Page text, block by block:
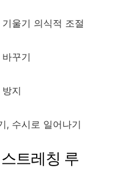
울기 의식적 조절
꾸기
지
, 수시로 일어나기
트레칭 루